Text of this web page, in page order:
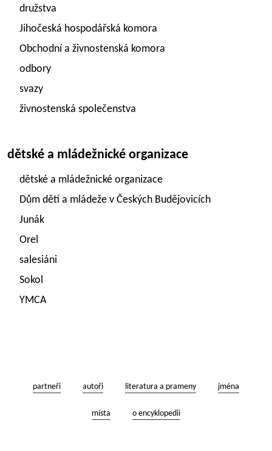
družstva
Jihočeská hospodářská komora
Obchodní a živnostenská komora
odbory
svazy
živnostenská společenstva
dětské a mládežnické organizace
dětské a mládežnické organizace
Dům dětí a mládeže v Českých Budějovicích
Junák
Orel
salesiáni
Sokol
YMCA
partneři autoři literatura a prameny jména
místa o encyklopedii